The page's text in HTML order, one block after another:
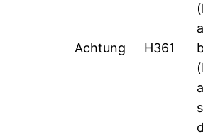
Achtung H361